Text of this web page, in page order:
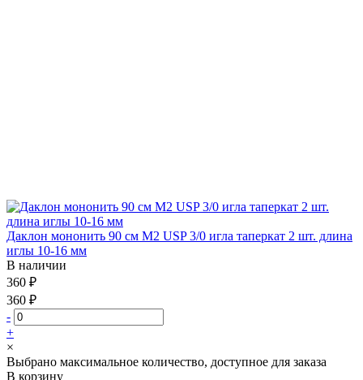
Даклон мононить 90 см М2 USP 3/0 игла таперкат 2 шт. длина
иглы 10-16 мм
В наличии
360 ₽
360 ₽
-
+
×
Выбрано максимальное количество, доступное для заказа
В корзину